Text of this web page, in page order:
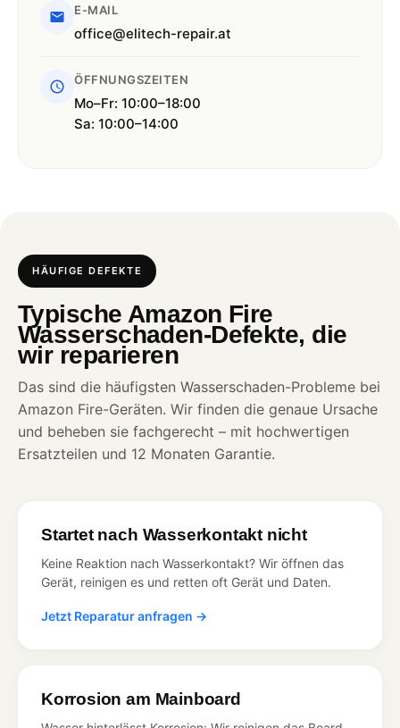
E-MAIL
office@elitech-repair.at
ÖFFNUNGSZEITEN
Mo–Fr: 10:00–18:00
Sa: 10:00–14:00
HÄUFIGE DEFEKTE
Typische Amazon Fire
Wasserschaden-Defekte, die
wir reparieren
Das sind die häufigsten Wasserschaden-Probleme bei
Amazon Fire-Geräten. Wir finden die genaue Ursache
und beheben sie fachgerecht – mit hochwertigen
Ersatzteilen und 12 Monaten Garantie.
Startet nach Wasserkontakt nicht
Keine Reaktion nach Wasserkontakt? Wir öffnen das
Gerät, reinigen es und retten oft Gerät und Daten.
Jetzt Reparatur anfragen →
Korrosion am Mainboard